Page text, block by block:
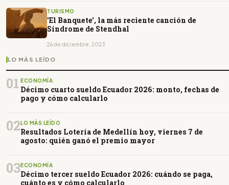
TURISMO
'El Banquete', la más reciente canción de
Síndrome de Stendhal
26 de diciembre, 2023
LO MÁS LEÍDO
01 ECONOMÍA
Décimo cuarto sueldo Ecuador 2026: monto, fechas de
pago y cómo calcularlo
02 LO MÁS LEÍDO
Resultados Lotería de Medellín hoy, viernes 7 de
agosto: quién ganó el premio mayor
03ECONOMÍA
Décimo tercer sueldo Ecuador 2026: cuándo se paga,
cuánto es y cómo calcularlo